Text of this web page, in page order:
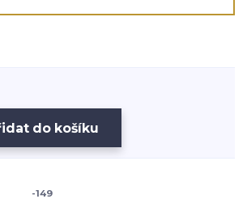
do košíku
-149